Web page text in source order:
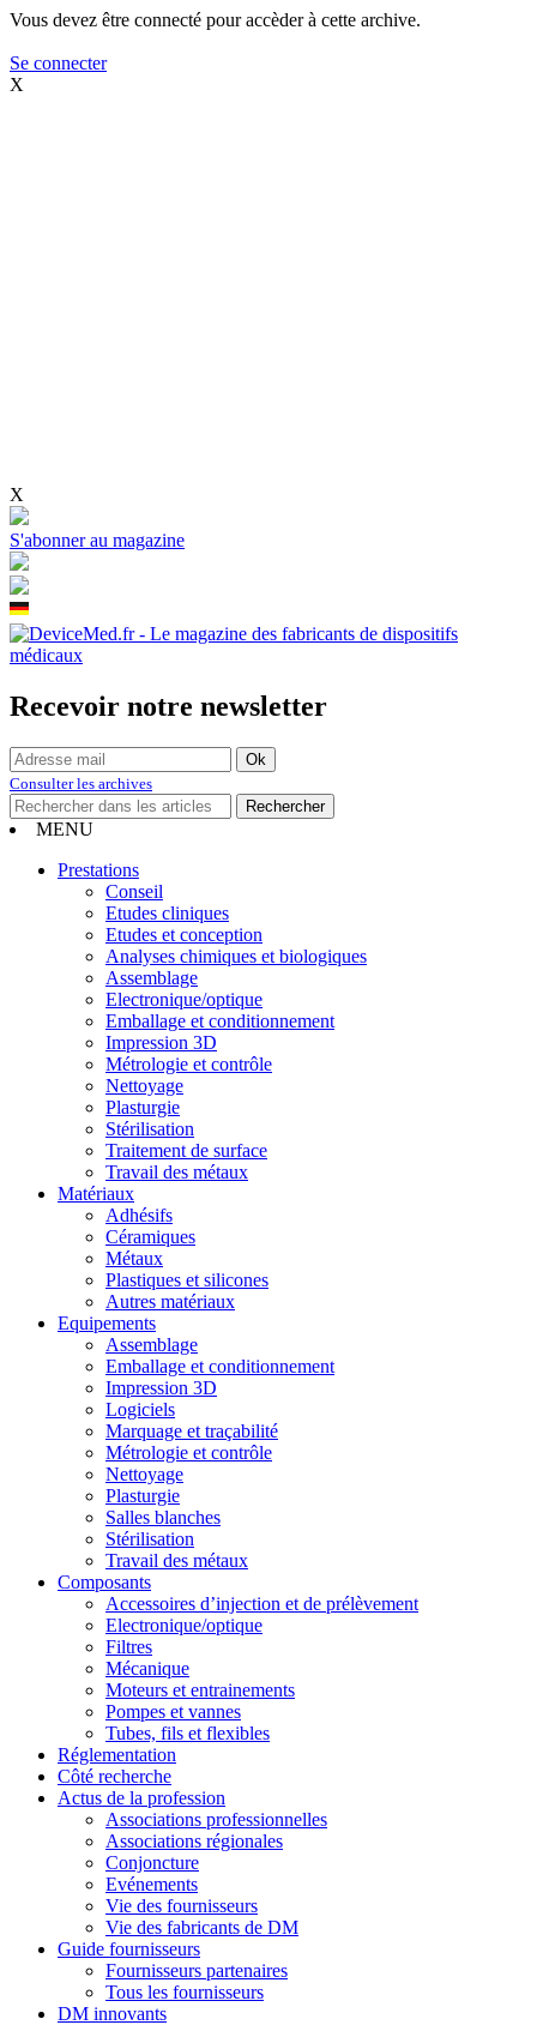
Vous devez être connecté pour accèder à cette archive.
Se connecter
X
X
S'abonner au magazine
Recevoir notre newsletter
Consulter les archives
MENU
Prestations
Conseil
Etudes cliniques
Etudes et conception
Analyses chimiques et biologiques
Assemblage
Electronique/optique
Emballage et conditionnement
Impression 3D
Métrologie et contrôle
Nettoyage
Plasturgie
Stérilisation
Traitement de surface
Travail des métaux
Matériaux
Adhésifs
Céramiques
Métaux
Plastiques et silicones
Autres matériaux
Equipements
Assemblage
Emballage et conditionnement
Impression 3D
Logiciels
Marquage et traçabilité
Métrologie et contrôle
Nettoyage
Plasturgie
Salles blanches
Stérilisation
Travail des métaux
Composants
Accessoires d’injection et de prélèvement
Electronique/optique
Filtres
Mécanique
Moteurs et entrainements
Pompes et vannes
Tubes, fils et flexibles
Réglementation
Côté recherche
Actus de la profession
Associations professionnelles
Associations régionales
Conjoncture
Evénements
Vie des fournisseurs
Vie des fabricants de DM
Guide fournisseurs
Fournisseurs partenaires
Tous les fournisseurs
DM innovants